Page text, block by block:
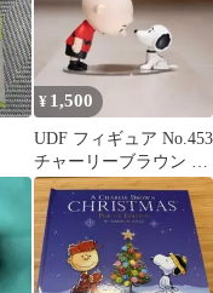
¥ 1,500
UDF フィギュア No.453
チャーリーブラウン &
スヌーピー